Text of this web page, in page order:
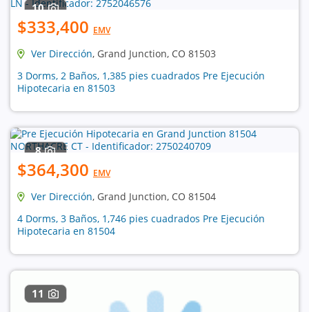
10
$333,400 EMV
Ver Dirección, Grand Junction, CO 81503
3 Dorms, 2 Baños, 1,385 pies cuadrados Pre Ejecución
Hipotecaria en 81503
8
$364,300 EMV
Ver Dirección, Grand Junction, CO 81504
4 Dorms, 3 Baños, 1,746 pies cuadrados Pre Ejecución
Hipotecaria en 81504
11